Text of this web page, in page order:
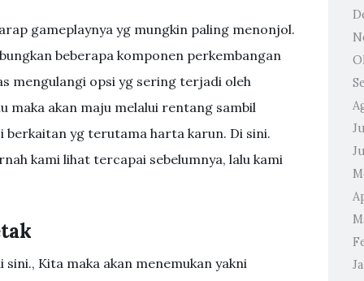
gameplaynya yg mungkin paling menonjol.
beberapa komponen perkembangan
mengulangi opsi yg sering terjadi oleh
maka akan maju melalui rentang sambil
berkaitan yg terutama harta karun. Di sini.
kami lihat tercapai sebelumnya, lalu kami
Kita maka akan menemukan yakni